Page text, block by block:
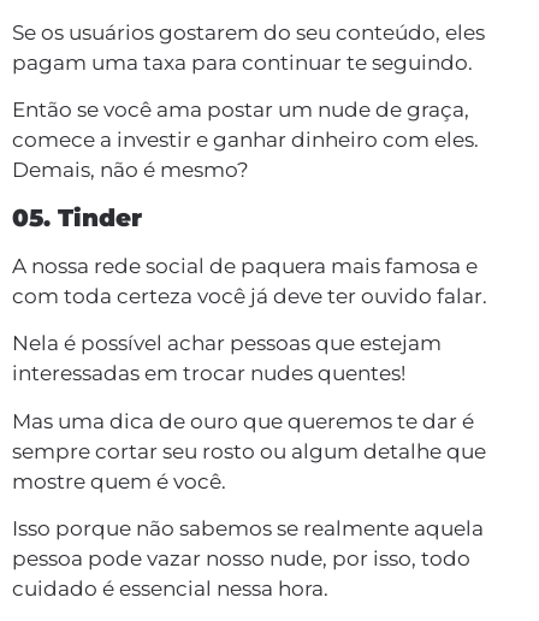
Se os usuários gostarem do seu conteúdo, eles
pagam uma taxa para continuar te seguindo.
Então se você ama postar um nude de graça,
comece a investir e ganhar dinheiro com eles.
Demais, não é mesmo?
05. Tinder
A nossa rede social de paquera mais famosa e
com toda certeza você já deve ter ouvido falar.
Nela é possível achar pessoas que estejam
interessadas em trocar nudes quentes!
Mas uma dica de ouro que queremos te dar é
sempre cortar seu rosto ou algum detalhe que
mostre quem é você.
Isso porque não sabemos se realmente aquela
pessoa pode vazar nosso nude, por isso, todo
cuidado é essencial nessa hora.